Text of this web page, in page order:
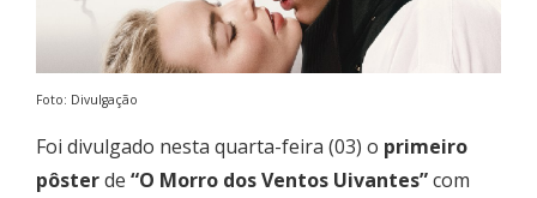
Foto: Divulgação
Foi divulgado nesta quarta-feira (03) o primeiro
pôsterde “O Morro dos Ventos Uivantes”com